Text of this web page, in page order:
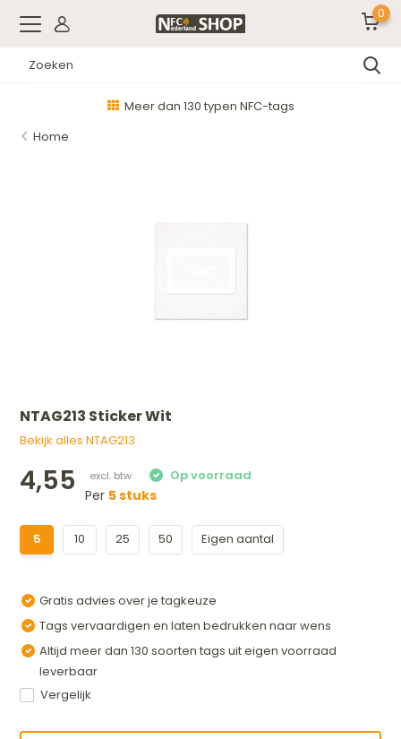
0
Meer dan 130 typen NFC-tags
Home
NTAG213 Sticker Wit
Bekijk alles NTAG213
4,55 Per 5 stuks
5 10 25 50 Eigen aantal
Gratis advies over je tagkeuze
Tags vervaardigen en laten bedrukken naar wens
Altijd meer dan 130 soorten tags uit eigen voorraad
leverbaar
Vergelijk